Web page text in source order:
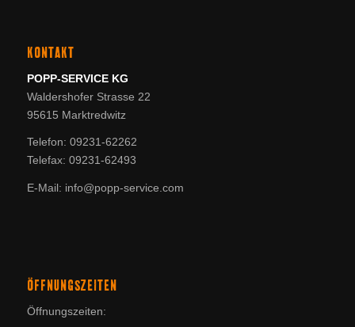
KONTAKT
POPP-SERVICE KG
Waldershofer Strasse 22
95615 Marktredwitz
Telefon: 09231-62262
Telefax: 09231-62493
E-Mail: info@popp-service.com
ÖFFNUNGSZEITEN
Öffnungszeiten: